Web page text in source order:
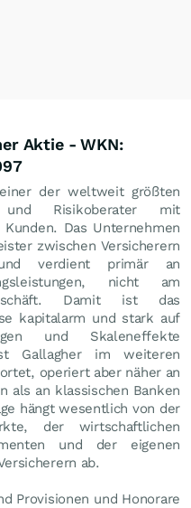
Aktie - WKN:
der weltweit größten
und Risikoberater mit
Das Unternehmen
zwischen Versicherern
und verdient primär an
nicht am
Damit ist das
kapitalarm und stark auf
und Skaleneffekte
Gallagher im weiteren
operiert aber näher an
als an klassischen Banken
hängt wesentlich von der
der wirtschaftlichen
und der eigenen
ab.
Provisionen und Honorare